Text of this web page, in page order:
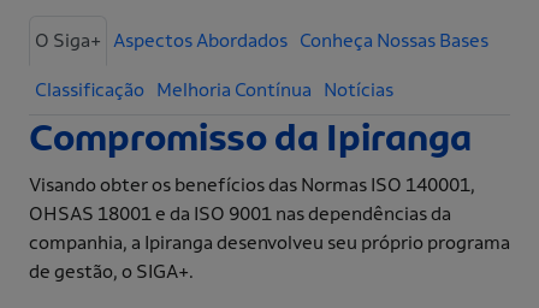
O Siga+ Aspectos Abordados Conheça Nossas Bases
Classificação Melhoria Contínua Notícias
Compromisso da Ipiranga
Visando obter os benefícios das Normas ISO 140001,
OHSAS 18001 e da ISO 9001 nas dependências da
companhia, a Ipiranga desenvolveu seu próprio programa
de gestão, o SIGA+.